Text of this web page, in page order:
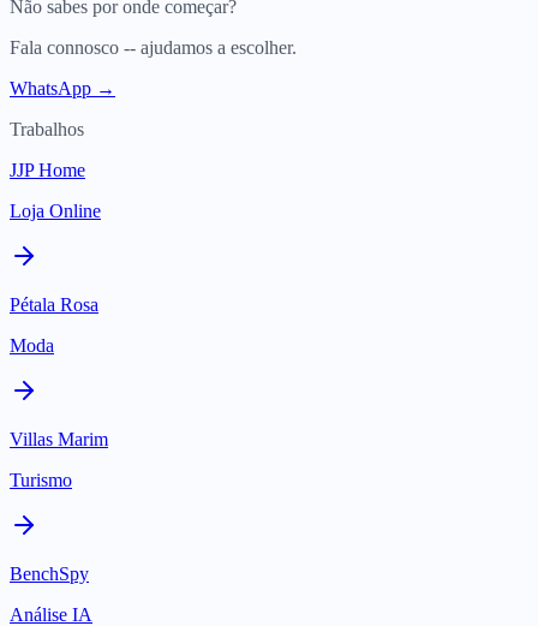
Não sabes por onde começar?
Fala connosco -- ajudamos a escolher.
WhatsApp →
Trabalhos
JJP Home
Loja Online
Pétala Rosa
Moda
Villas Marim
Turismo
BenchSpy
Análise IA